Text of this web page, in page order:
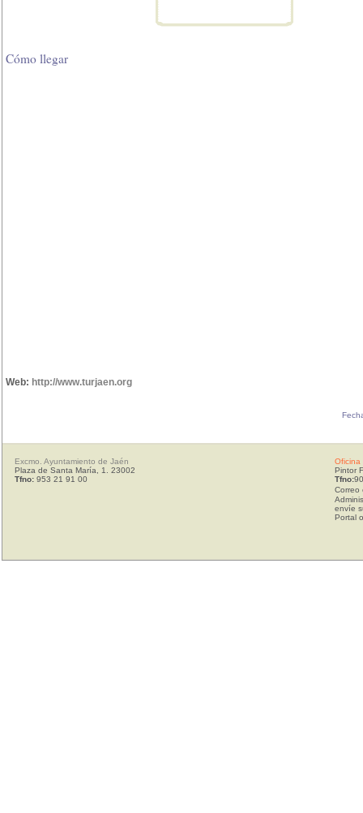
Cómo llegar
Web: http://www.turjaen.org
Excmo. Ayuntamiento de Jaén
Plaza de Santa María, 1. 23002
Tfno: 953 21 91 00
Oficina
Pintor
Tfno:
Correo
envíe
Portal